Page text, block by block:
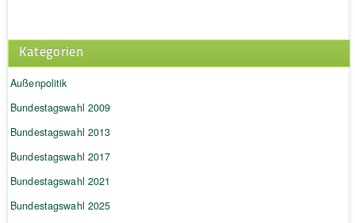
Kategorien
Außenpolitik
Bundestagswahl 2009
Bundestagswahl 2013
Bundestagswahl 2017
Bundestagswahl 2021
Bundestagswahl 2025